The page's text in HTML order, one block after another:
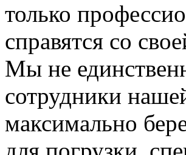
только
справятся со
Мы не
сотрудники
максимально